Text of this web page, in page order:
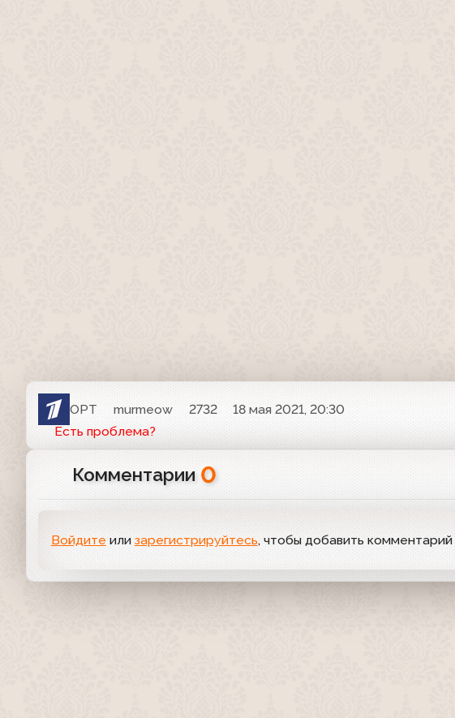
ОРТ murmeow 2732
18 мая 2021, 20:30
Есть проблема?
Комментарии 0
Войдите или зарегистрируйтесь, чтобы добавить комментарий